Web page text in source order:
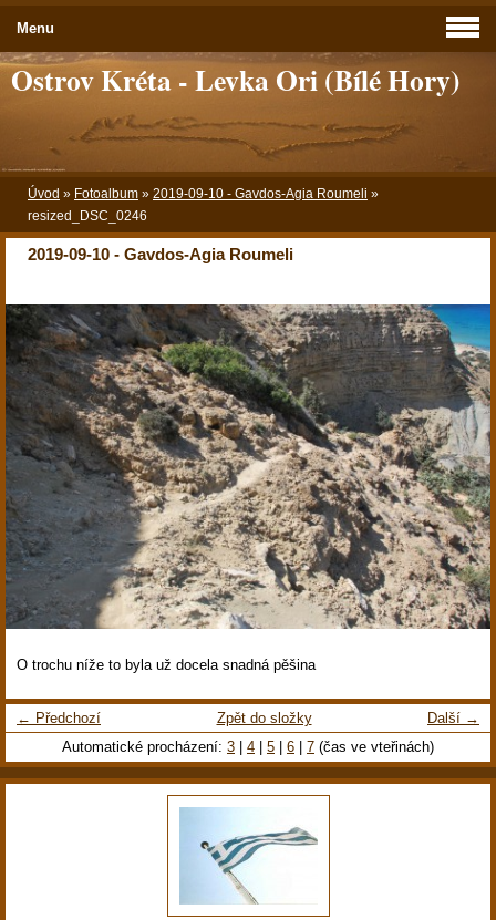
Ostrov Kréta - Levka Ori (Bílé Hory)
Úvod » Fotoalbum » 2019-09-10 - Gavdos-Agia Roumeli »
resized_DSC_0246
2019-09-10 - Gavdos-Agia Roumeli
O trochu níže to byla už docela snadná pěšina
← Předchozí Další →
Zpět do složky
Automatické procházení: 3 4 5 6 7 (čas ve vteřinách)
Menu